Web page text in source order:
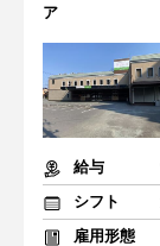
ア
給与
シフト
雇用形態